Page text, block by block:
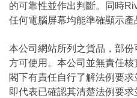
的可靠性並作出判斷。同時
任何電腦屏幕均能準確顯示產
本公司網站所列之貨品，部份
方可使用。本公司並無責任核
閣下有責任自行了解法例要求
即代表已確認其清楚法例要